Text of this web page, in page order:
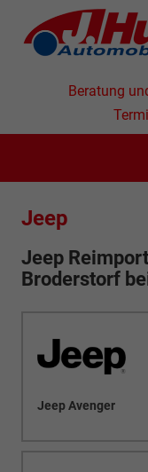
Beratung
Jeep
Jeep
Broderstorf
Jeep Avenger